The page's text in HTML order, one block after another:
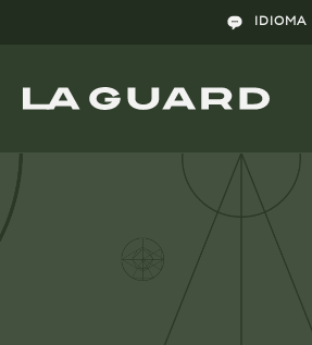
IDIOMA
Las indemnidades específicas en